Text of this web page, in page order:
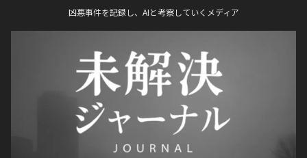
凶悪事件を記録し、AIと考察していくメディア